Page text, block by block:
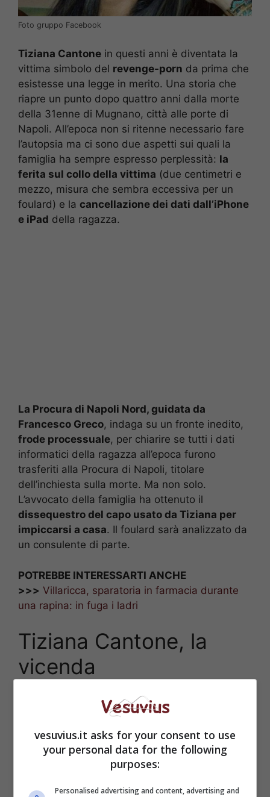
Foto gruppo Facebook
Tiziana Cantone in questi anni è diventata la
vittima simbolo del revenge-porn da prima che
esistesse una legge in merito. Una storia che
riapre un punto dopo quattro anni dalla morte
della 31enne di Mugnano, città alle porte di
Napoli. All’epoca non si ritenne necessario fare
l’autopsia ma ci sono due aspetti sui quali la
famiglia ha sempre espresso perplessità: la
ferita sul collo della vittima (due centimetri e
mezzo, misura che sembra eccessiva per un
foulard) e la cancellazione dei dati dall’iPhone
e iPad della ragazza.
La Procura di Napoli Nord, guidata da
Francesco Greco, indaga su un fronte inedito,
frode processuale, per chiarire se tutti i dati
informatici della ragazza all’epoca furono
trasferiti alla Procura di Napoli, titolare
dell’inchiesta sulla morte. Ma non solo.
L’avvocato della famiglia ha ottenuto il
dissequestro del capo usato da Tiziana per
impiccarsi a casa. Il foulard sarà analizzato da
un consulente di parte.
POTREBBE INTERESSARTI ANCHE
>>> Villaricca, sparatoria in farmacia durante
una rapina: in fuga i ladri
Tiziana Cantone, la
vicenda
vesuvius.it asks for your consent to use
your personal data for the following
purposes:
Personalised advertising and content, advertising and